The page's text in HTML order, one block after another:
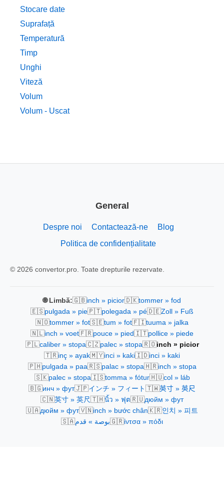
Stocare date
Suprafață
Temperatură
Timp
Unghi
Viteză
Volum
Volum - Uscat
General
Despre noi Contactează-ne
Blog
Politica de confidențialitate
© 2026 convertor.pro. Toate drepturile rezervate.
🌐 Limbă:🇬🇧inch » picior🇩🇰tommer » fod
🇪🇸pulgada » pie🇵🇹polegada » pé🇩🇪Zoll » Fuß
🇳🇴tommer » fot🇸🇪tum » fot🇫🇮tuuma » jalka
🇳🇱inch » voet🇫🇷pouce » pied🇮🇹pollice » piede
🇵🇱caliber » stopa🇨🇿palec » stopa🇷🇴inch » picior
🇹🇷inç » ayak🇲🇾inci » kaki🇮🇩inci » kaki
🇵🇭pulgada » paa🇷🇸palac » stopa🇭🇷inch » stopa
🇸🇰palec » stopa🇮🇸tomma » fótur🇭🇺col » láb
🇧🇬инч » фут🇯🇵インチ » フィート 🇹🇼英寸 » 英尺
🇨🇳英寸 » 英尺🇹🇭นิ้ว » ฟุต🇷🇺дюйм » фут
🇺🇦дюйм » фут🇻🇳inch » bước chân🇰🇷인치 » 피트
🇸🇦بوصة » قدم🇬🇷ίντσα » πόδι